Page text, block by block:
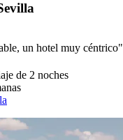
un hotel muy céntrico"
de 2 noches